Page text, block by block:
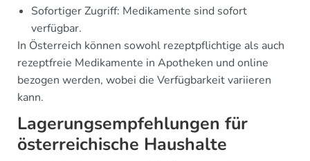
Sofortiger Zugriff: Medikamente sind sofort
verfügbar.
In Österreich können sowohl rezeptpflichtige als auch
rezeptfreie Medikamente in Apotheken und online
bezogen werden, wobei die Verfügbarkeit variieren
kann.
Lagerungsempfehlungen für
österreichische Haushalte